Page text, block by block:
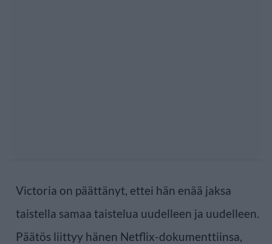
Victoria on päättänyt, ettei hän enää jaksa
taistella samaa taistelua uudelleen ja uudelleen.
Päätös liittyy hänen Netflix-dokumenttiinsa,